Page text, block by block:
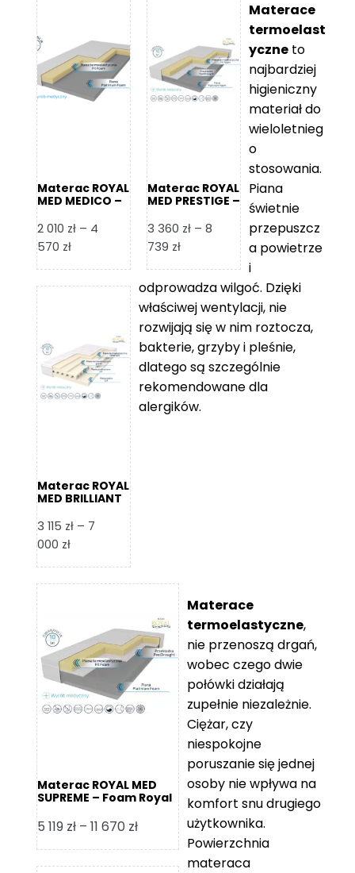
do
8
865 zł
Materac ROYAL
MED MEDICO –
2 010 zł – 4
570 złZakres
od
4
570 zł
Materac ROYAL
MED PRESTIGE –
3 360 zł – 8
739 złZakres
od
3
360 zł
do
8
739 zł
Materac ROYAL
MED BRILLIANT
3 115 zł – 7
000 złZakres
od
7
000 zł
Materace
termoelast
yczne to
najbardziej
higieniczny
materiał do
wieloletnieg
o
stosowania.
Piana
świetnie
przepuszcz
a powietrze
i
odprowadza wilgoć. Dzięki
właściwej wentylacji, nie
rozwijają się w nim roztocza,
bakterie, grzyby i pleśnie,
dlatego są szczególnie
rekomendowane dla
alergików.
Materac ROYAL MED
SUPREME – Foam Royal
5 119 zł – 11 670 złZakres
cen:
od
Materace
termoelastyczne,
nie przenoszą drgań,
wobec czego dwie
połówki działają
zupełnie niezależnie.
Ciężar, czy
niespokojne
poruszanie się jednej
osoby nie wpływa na
komfort snu drugiego
użytkownika.
Powierzchnia
materaca